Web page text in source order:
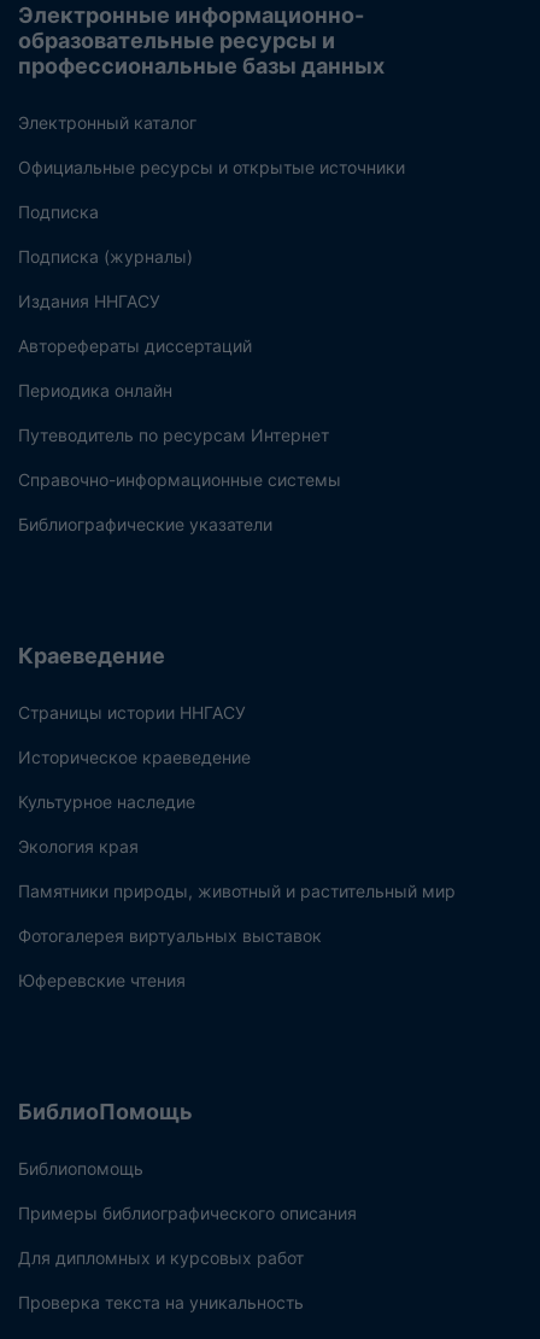
Электронные информационно-
образовательные ресурсы и
профессиональные базы данных
Электронный каталог
Официальные ресурсы и открытые источники
Подписка
Подписка (журналы)
Издания ННГАСУ
Авторефераты диссертаций
Периодика онлайн
Путеводитель по ресурсам Интернет
Справочно-информационные системы
Библиографические указатели
Краеведение
Страницы истории ННГАСУ
Историческое краеведение
Культурное наследие
Экология края
Памятники природы, животный и растительный мир
Фотогалерея виртуальных выставок
Юферевские чтения
БиблиоПомощь
Библиопомощь
Примеры библиографического описания
Для дипломных и курсовых работ
Проверка текста на уникальность